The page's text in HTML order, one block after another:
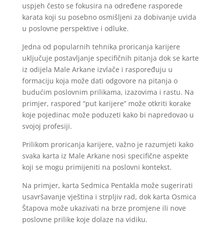
uspjeh često se fokusira na određene rasporede
karata koji su posebno osmišljeni za dobivanje uvida
u poslovne perspektive i odluke.
Jedna od popularnih tehnika proricanja karijere
uključuje postavljanje specifičnih pitanja dok se karte
iz odijela Male Arkane izvlače i raspoređuju u
formaciju koja može dati odgovore na pitanja o
budućim poslovnim prilikama, izazovima i rastu. Na
primjer, raspored “put karijere” može otkriti korake
koje pojedinac može poduzeti kako bi napredovao u
svojoj profesiji.
Prilikom proricanja karijere, važno je razumjeti kako
svaka karta iz Male Arkane nosi specifične aspekte
koji se mogu primijeniti na poslovni kontekst.
Na primjer, karta Sedmica Pentakla može sugerirati
usavršavanje vještina i strpljiv rad, dok karta Osmica
Štapova može ukazivati na brze promjene ili nove
poslovne prilike koje dolaze na vidiku.